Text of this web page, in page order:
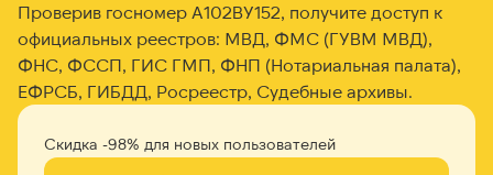
Проверив госномер А102ВУ152, получите доступ к
официальных реестров: МВД, ФМС (ГУВМ МВД),
ФНС, ФССП, ГИС ГМП, ФНП (Нотариальная палата),
ЕФРСБ, ГИБДД, Росреестр, Судебные архивы.
Скидка -98% для новых пользователей